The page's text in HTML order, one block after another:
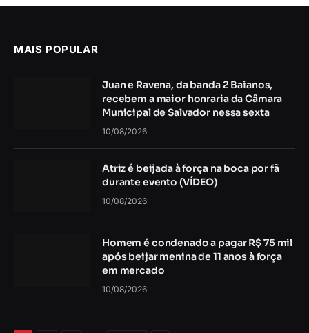
MAIS POPULAR
Juan e Ravena, da banda 2 Baianos,
recebem a maior honraria da Câmara
Municipal de Salvador nessa sexta
10/08/2026
Atriz é beijada à força na boca por fã
durante evento (VÍDEO)
10/08/2026
Homem é condenado a pagar R$ 75 mil
após beijar menina de 11 anos à força
em mercado
10/08/2026